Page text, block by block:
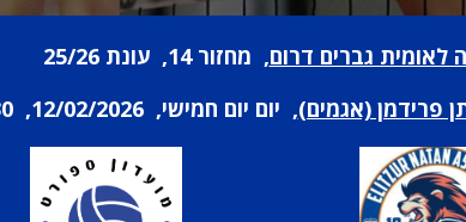
לאומית גברים דרום, מחזור 14, עונת 25/26
פרידמן (אגמים), יום יום חמישי, 12/02/2026, 20:30